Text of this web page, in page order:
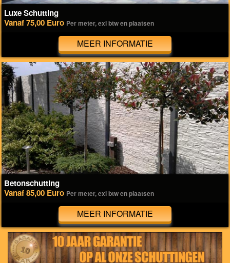
Luxe Schutting
Vanaf 75,00 Euro Per meter, exl btw en plaatsen
MEER INFORMATIE
Betonschutting
Vanaf 85,00 Euro Per meter, exl btw en plaatsen
MEER INFORMATIE